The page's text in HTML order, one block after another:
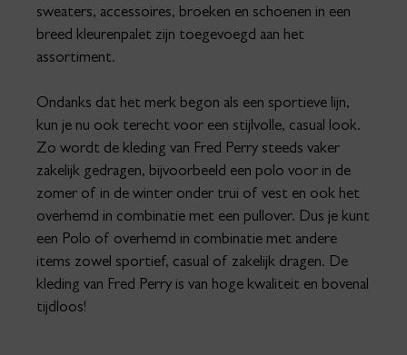
sweaters, accessoires, broeken en schoenen in een
breed kleurenpalet zijn toegevoegd aan het
assortiment.
Ondanks dat het merk begon als een sportieve lijn,
kun je nu ook terecht voor een stijlvolle, casual look.
Zo wordt de kleding van Fred Perry steeds vaker
zakelijk gedragen, bijvoorbeeld een polo voor in de
zomer of in de winter onder trui of vest en ook het
overhemd in combinatie met een pullover. Dus je kunt
een Polo of overhemd in combinatie met andere
items zowel sportief, casual of zakelijk dragen. De
kleding van Fred Perry is van hoge kwaliteit en bovenal
tijdloos!